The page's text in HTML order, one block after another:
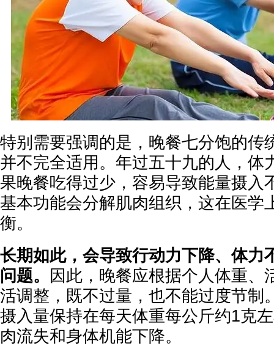
特别需要强调的是，晚餐七分饱的传
并不完全适用。年过五十九的人，体
果晚餐吃得过少，容易导致能量摄入
基本功能会分解肌肉组织，这在医学
衡。
长期如此，会导致行动力下降、体力
问题。
因此，晚餐应根据个人体重、
活调整，既不过量，也不能过度节制
摄入量保持在每天体重每公斤约1克
肉流失和身体机能下降。